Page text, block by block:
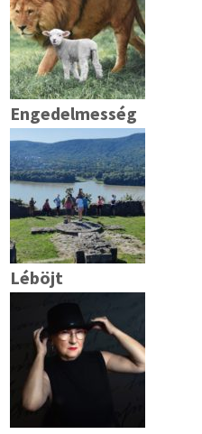
Engedelmesség
Léböjt